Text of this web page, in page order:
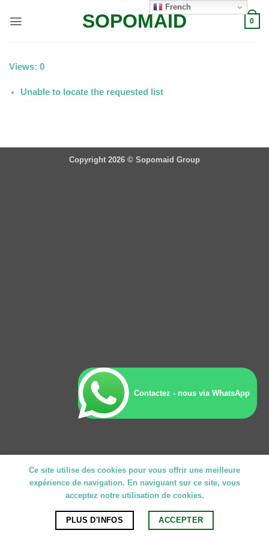
SOPOMAID 0
Views: 0
Unable to locate the requested list
Copyright 2026 © Sopomaid Group
French
Ce site utilise des cookies pour vous offrir une meilleure
expérience de navigation. En naviguant sur ce site, vous
acceptez notre utilisation de cookies.
PLUS D'INFOS ACCEPTER
Contactez - nous via WhatsApp